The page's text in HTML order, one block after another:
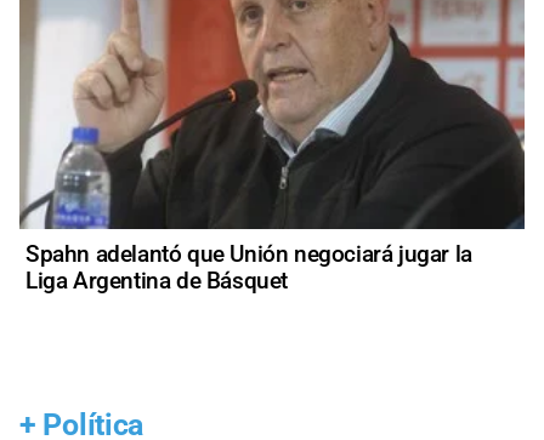
Spahn adelantó que Unión negociará jugar la
Liga Argentina de Básquet
+ Política